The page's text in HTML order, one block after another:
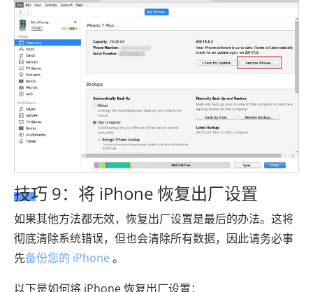
技巧 9：将 iPhone 恢复出厂设置
如果其他方法都无效，恢复出厂设置是最后的办法。这将
彻底清除系统错误，但也会清除所有数据，因此请务必事
先备份您的 iPhone 。
以下是如何将 iPhone 恢复出厂设置：